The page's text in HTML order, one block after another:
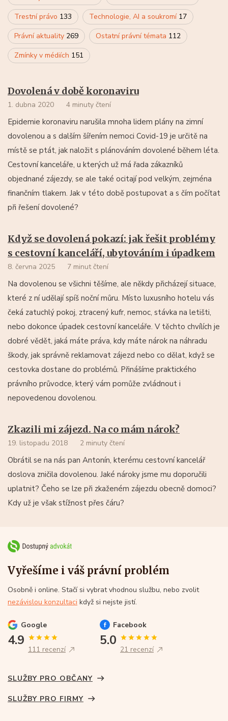
Trestní právo 133 Technologie, AI a soukromí 17
Právní aktuality 269 Ostatní právní témata 112
Zmínky v médiích 151
Dovolená v době koronaviru
1. dubna 2020 4 minuty čtení
Epidemie koronaviru narušila mnoha lidem plány na zimní
dovolenou a s dalším šířením nemoci Covid-19 je určitě na
místě se ptát, jak naložit s plánováním dovolené během léta.
Cestovní kanceláře, u kterých už má řada zákazníků
objednané zájezdy, se ale také ocitají pod velkým, zejména
finančním tlakem. Jak v této době postupovat a s čím počítat
při řešení dovolené?
Když se dovolená pokazí: jak řešit problémy
s cestovní kanceláří, ubytováním i úpadkem
8. června 2025 7 minut čtení
Na dovolenou se všichni těšíme, ale někdy přicházejí situace,
které z ní udělají spíš noční můru. Místo luxusního hotelu vás
čeká zatuchlý pokoj, ztracený kufr, nemoc, stávka na letišti,
nebo dokonce úpadek cestovní kanceláře. V těchto chvílích je
dobré vědět, jaká máte práva, kdy máte nárok na náhradu
škody, jak správně reklamovat zájezd nebo co dělat, když se
cestovka dostane do problémů. Přinášíme praktického
právního průvodce, který vám pomůže zvládnout i
nepovedenou dovolenou.
Zkazili mi zájezd. Na co mám nárok?
19. listopadu 2018 2 minuty čtení
Obrátil se na nás pan Antonín, kterému cestovní kancelář
doslova zničila dovolenou. Jaké nároky jsme mu doporučili
uplatnit? Čeho se lze při zkaženém zájezdu obecně domoci?
Kdy už je však stížnost přes čáru?
Vyřešíme i váš právní problém
Osobně i online. Stačí si vybrat vhodnou službu, nebo zvolit
nezávislou konzultaci když si nejste jistí.
Google
4.9
111 recenzí
Facebook
5.0
21 recenzí
SLUŽBY PRO OBČANY
SLUŽBY PRO FIRMY